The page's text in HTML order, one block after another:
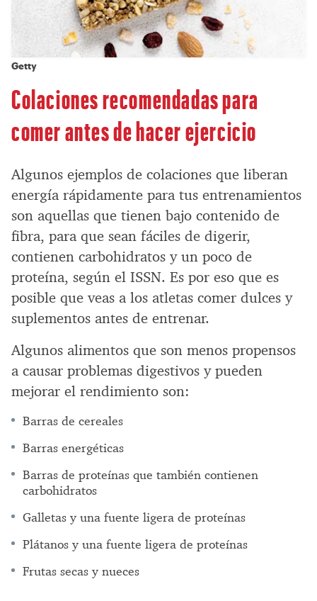
Getty
Colaciones recomendadas para
comer antes de hacer ejercicio
Algunos ejemplos de colaciones que liberan
energía rápidamente para tus entrenamientos
son aquellas que tienen bajo contenido de
fibra, para que sean fáciles de digerir,
contienen carbohidratos y un poco de
proteína, según el ISSN. Es por eso que es
posible que veas a los atletas comer dulces y
suplementos antes de entrenar.
Algunos alimentos que son menos propensos
a causar problemas digestivos y pueden
mejorar el rendimiento son:
Barras de cereales
Barras energéticas
Barras de proteínas que también contienen
carbohidratos
Galletas y una fuente ligera de proteínas
Plátanos y una fuente ligera de proteínas
Frutas secas y nueces